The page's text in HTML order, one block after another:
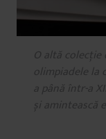
O altă
olimpiadele la
a până într-a
și amintească